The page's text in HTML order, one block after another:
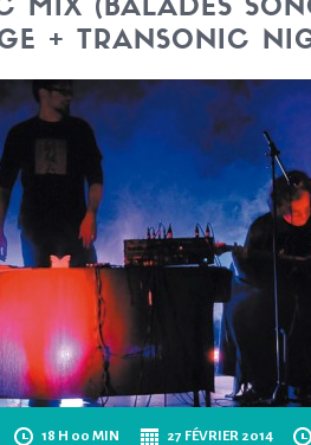
+ TRANSONIC
18 H 00 MIN 27 FÉVRIER 2014